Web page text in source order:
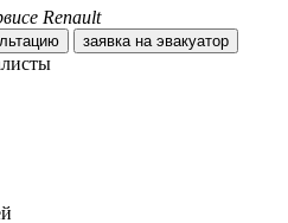
Renault
заявка на эвакуатор